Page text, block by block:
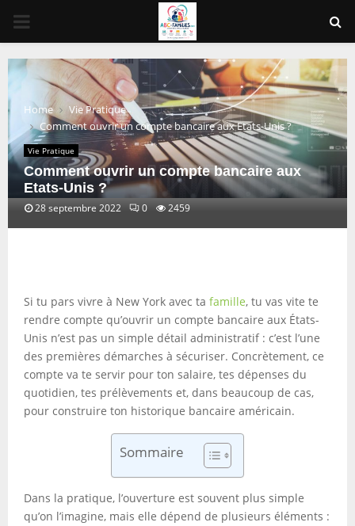
PRIMARY
MENU
Home
Vie Pratique
Comment ouvrir un compte bancaire aux Etats-Unis ?
Vie Pratique
Comment ouvrir un compte bancaire aux
Etats-Unis ?
28 septembre 2022 0 2459
Si tu pars vivre à New York avec ta famille, tu vas vite te
rendre compte qu’ouvrir un compte bancaire aux États-
Unis n’est pas un simple détail administratif : c’est l’une
des premières démarches à sécuriser. Concrètement, ce
compte va te servir pour ton salaire, tes dépenses du
quotidien, tes prélèvements et, dans beaucoup de cas,
pour construire ton historique bancaire américain.
Sommaire
Dans la pratique, l’ouverture est souvent plus simple
qu’on l’imagine, mais elle dépend de plusieurs éléments :